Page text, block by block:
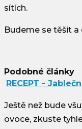
sítích.
Budeme se těšit a
Podobné články
RECEPT -
Ještě než bude
ovoce, zkuste